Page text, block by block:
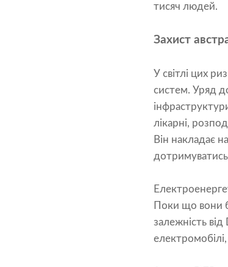
тисяч людей.
Захист
У світлі цих
систем. Уряд
лікарні,
Він накладає
дотримуватись
Поки що вони
залежність